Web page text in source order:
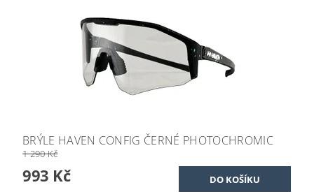
BRÝLE HAVEN CONFIG ČERNÉ PHOTOCHROMIC
1 290 Kč
993 Kč